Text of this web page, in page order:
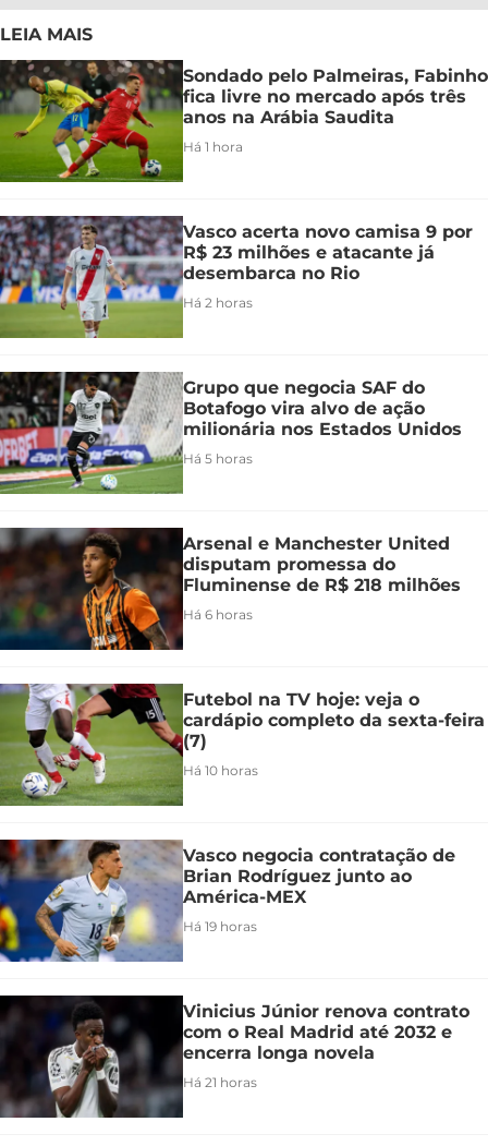
LEIA MAIS
Sondado pelo Palmeiras, Fabinho
fica livre no mercado após três
anos na Arábia Saudita
Há 1 hora
Vasco acerta novo camisa 9 por
R$ 23 milhões e atacante já
desembarca no Rio
Há 2 horas
Grupo que negocia SAF do
Botafogo vira alvo de ação
milionária nos Estados Unidos
Há 5 horas
Arsenal e Manchester United
disputam promessa do
Fluminense de R$ 218 milhões
Há 6 horas
Futebol na TV hoje: veja o
cardápio completo da sexta-feira
(7)
Há 10 horas
Vasco negocia contratação de
Brian Rodríguez junto ao
América-MEX
Há 19 horas
Vinicius Júnior renova contrato
com o Real Madrid até 2032 e
encerra longa novela
Há 21 horas